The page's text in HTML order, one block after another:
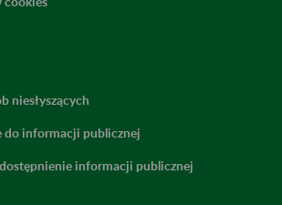
niesłyszących
do informacji publicznej
informacji publicznej